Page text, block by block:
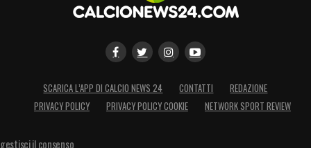
SCARICA L’APP DI CALCIO NEWS 24 CONTATTI
REDAZIONE
PRIVACY POLICY
PRIVACY POLICY COOKIE NETWORK SPORT REVIEW
gestisci il consenso